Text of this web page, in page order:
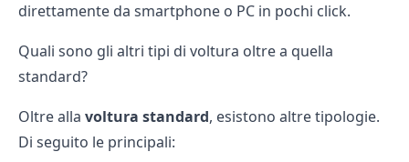
direttamente da smartphone o PC in pochi click.
Quali sono gli altri tipi di voltura oltre a quella
standard?
Oltre alla voltura standard, esistono altre tipologie.
Di seguito le principali: